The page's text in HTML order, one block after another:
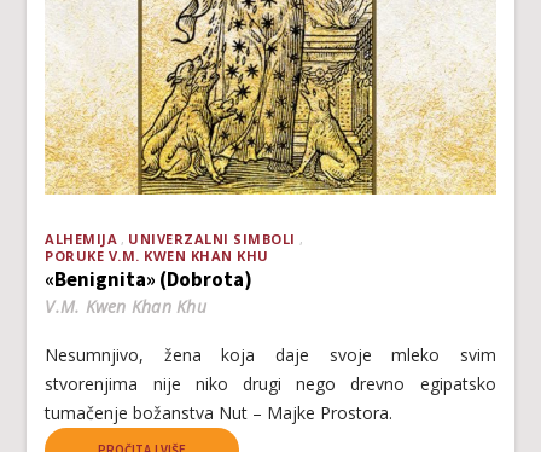
ALHEMIJA
UNIVERZALNI SIMBOLI
PORUKE V.M. KWEN KHAN KHU
«Benignita» (Dobrota)
V.M. Kwen Khan Khu
Nesumnjivo, žena koja daje svoje mleko svim
stvorenjima nije niko drugi nego drevno egipatsko
tumačenje božanstva Nut – Majke Prostora.